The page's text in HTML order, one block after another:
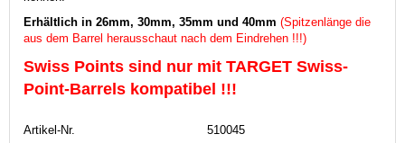
Erhältlich in 26mm, 30mm, 35mm und 40mm (Spitzenlänge die
aus dem Barrel herausschaut nach dem Eindrehen !!!)
Swiss Points sind nur mit TARGET Swiss-
Point-Barrels kompatibel !!!
Artikel-Nr.
510045